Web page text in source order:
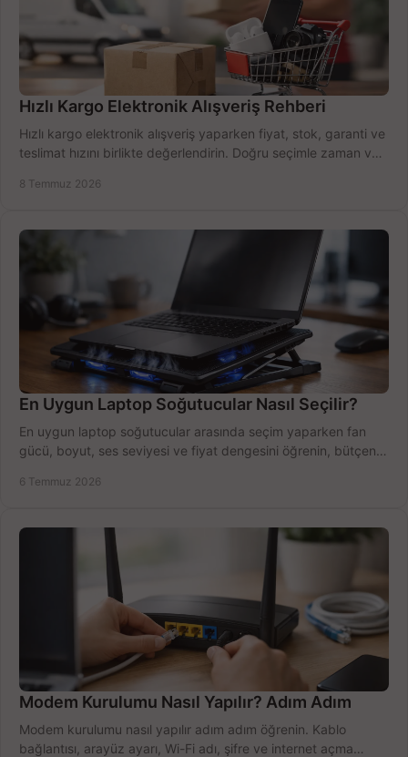
Hızlı Kargo Elektronik Alışveriş Rehberi
Hızlı kargo elektronik alışveriş yaparken fiyat, stok, garanti ve
teslimat hızını birlikte değerlendirin. Doğru seçimle zaman ve
8 Temmuz 2026
En Uygun Laptop Soğutucular Nasıl Seçilir?
En uygun laptop soğutucular arasında seçim yaparken fan
gücü, boyut, ses seviyesi ve fiyat dengesini öğrenin, bütçenizi
6 Temmuz 2026
Modem Kurulumu Nasıl Yapılır? Adım Adım
Modem kurulumu nasıl yapılır adım adım öğrenin. Kablo
bağlantısı, arayüz ayarı, Wi-Fi adı, şifre ve internet açma